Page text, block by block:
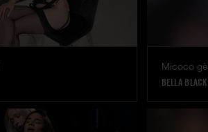
Micoco
BELLA BLACK